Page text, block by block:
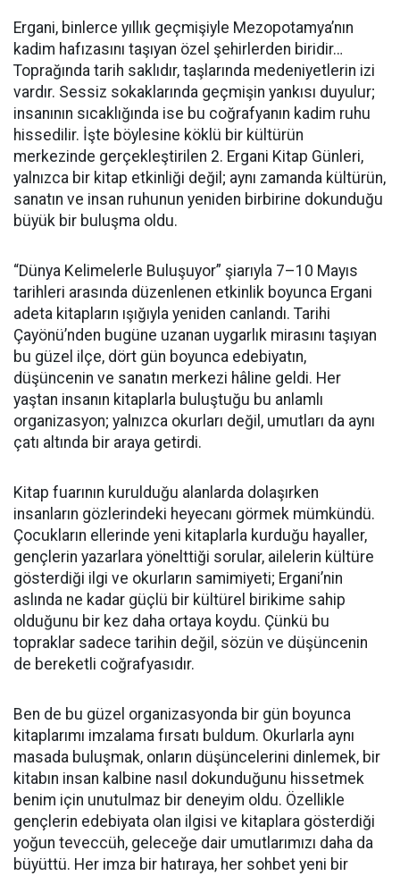
Ergani, binlerce yıllık geçmişiyle Mezopotamya’nın
kadim hafızasını taşıyan özel şehirlerden biridir…
Toprağında tarih saklıdır, taşlarında medeniyetlerin izi
vardır. Sessiz sokaklarında geçmişin yankısı duyulur;
insanının sıcaklığında ise bu coğrafyanın kadim ruhu
hissedilir. İşte böylesine köklü bir kültürün
merkezinde gerçekleştirilen 2. Ergani Kitap Günleri,
yalnızca bir kitap etkinliği değil; aynı zamanda kültürün,
sanatın ve insan ruhunun yeniden birbirine dokunduğu
büyük bir buluşma oldu.
“Dünya Kelimelerle Buluşuyor” şiarıyla 7–10 Mayıs
tarihleri arasında düzenlenen etkinlik boyunca Ergani
adeta kitapların ışığıyla yeniden canlandı. Tarihi
Çayönü’nden bugüne uzanan uygarlık mirasını taşıyan
bu güzel ilçe, dört gün boyunca edebiyatın,
düşüncenin ve sanatın merkezi hâline geldi. Her
yaştan insanın kitaplarla buluştuğu bu anlamlı
organizasyon; yalnızca okurları değil, umutları da aynı
çatı altında bir araya getirdi.
Kitap fuarının kurulduğu alanlarda dolaşırken
insanların gözlerindeki heyecanı görmek mümkündü.
Çocukların ellerinde yeni kitaplarla kurduğu hayaller,
gençlerin yazarlara yönelttiği sorular, ailelerin kültüre
gösterdiği ilgi ve okurların samimiyeti; Ergani’nin
aslında ne kadar güçlü bir kültürel birikime sahip
olduğunu bir kez daha ortaya koydu. Çünkü bu
topraklar sadece tarihin değil, sözün ve düşüncenin
de bereketli coğrafyasıdır.
Ben de bu güzel organizasyonda bir gün boyunca
kitaplarımı imzalama fırsatı buldum. Okurlarla aynı
masada buluşmak, onların düşüncelerini dinlemek, bir
kitabın insan kalbine nasıl dokunduğunu hissetmek
benim için unutulmaz bir deneyim oldu. Özellikle
gençlerin edebiyata olan ilgisi ve kitaplara gösterdiği
yoğun teveccüh, geleceğe dair umutlarımızı daha da
büyüttü. Her imza bir hatıraya, her sohbet yeni bir